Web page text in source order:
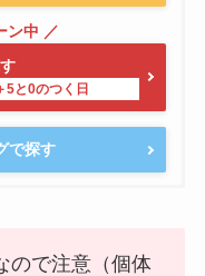
で探す
ので注意（個体